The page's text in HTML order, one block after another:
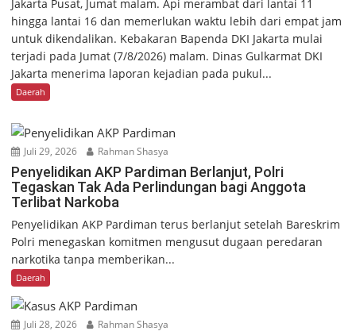
Jakarta Pusat, Jumat malam. Api merambat dari lantai 11
hingga lantai 16 dan memerlukan waktu lebih dari empat jam
untuk dikendalikan. Kebakaran Bapenda DKI Jakarta mulai
terjadi pada Jumat (7/8/2026) malam. Dinas Gulkarmat DKI
Jakarta menerima laporan kejadian pada pukul...
Daerah
Juli 29, 2026 Rahman Shasya
Penyelidikan AKP Pardiman Berlanjut, Polri
Tegaskan Tak Ada Perlindungan bagi Anggota
Terlibat Narkoba
Penyelidikan AKP Pardiman terus berlanjut setelah Bareskrim
Polri menegaskan komitmen mengusut dugaan peredaran
narkotika tanpa memberikan...
Daerah
Juli 28, 2026 Rahman Shasya